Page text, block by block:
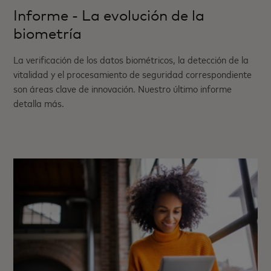
Informe - La evolución de la
biometría
La verificación de los datos biométricos, la detección de la
vitalidad y el procesamiento de seguridad correspondiente
son áreas clave de innovación. Nuestro último informe
detalla más.